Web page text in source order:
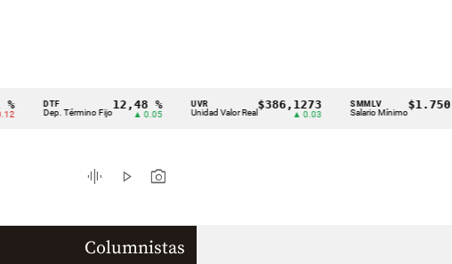
Cintillo
indicadores
económicos
Dep. Término Fijo
12,48 %
▲ 0.05 Unidad Valor Real
$386,1273
▲ 0.03
SMMLV
Salario Mínimo
$1.750.905
graphic_eq play_arrow photo_camera
Columnistas